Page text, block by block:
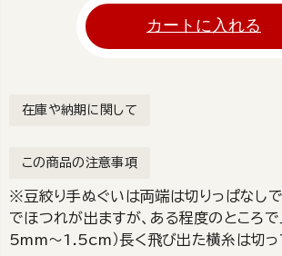
カートに入れる
在庫や納期に関して
この商品の注意事項
※豆絞り手ぬぐいは両端は切りっぱなし
でほつれが出ますが、ある程度のところで
5mm～1.5cm）長く飛び出た横糸は切っ